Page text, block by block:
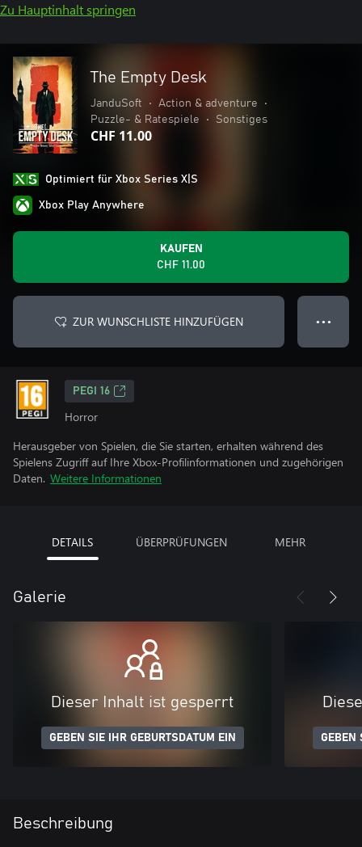
Zu Hauptinhalt springen
The Empty Desk
JanduSoft • Action & adventure
•
Puzzle- & Ratespiele
• Sonstiges
CHF 11.00
Optimiert für Xbox Series X|S
Xbox Play Anywhere
KAUFEN
CHF 11.00
ZUR WUNSCHLISTE HINZUFÜGEN ● ● ●
PEGI 16
Horror
Herausgeber von Spielen, die Sie starten, erhalten während des
Spielens Zugriff auf Ihre Xbox-Profilinformationen und zugehörigen
Daten. Weitere Informationen
DETAILS ÜBERPRÜFUNGEN MEHR
Galerie
Dieser Inhalt ist gesperrt
GEBEN SIE IHR GEBURTSDATUM EIN GEBEN
Beschreibung